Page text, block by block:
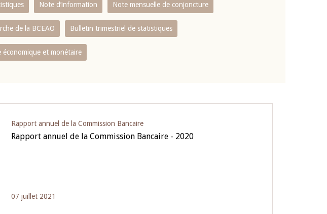
Note d’information Note mensuelle de conjoncture
de la BCEAO Bulletin trimestriel de statistiques
économique et monétaire
Rapport annuel de la Commission Bancaire
Rapport annuel de la Commission Bancaire - 2020
07 juillet 2021